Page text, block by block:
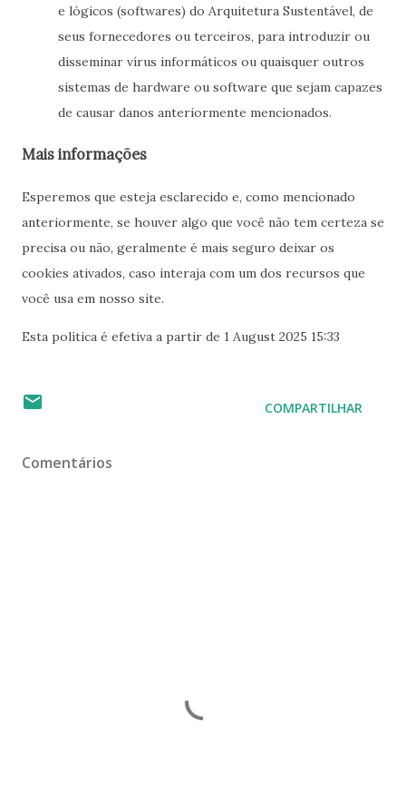
e lógicos (softwares) do Arquitetura Sustentável, de
seus fornecedores ou terceiros, para introduzir ou
disseminar vírus informáticos ou quaisquer outros
sistemas de hardware ou software que sejam capazes
de causar danos anteriormente mencionados.
Mais informações
Esperemos que esteja esclarecido e, como mencionado
anteriormente, se houver algo que você não tem certeza se
precisa ou não, geralmente é mais seguro deixar os
cookies ativados, caso interaja com um dos recursos que
você usa em nosso site.
Esta política é efetiva a partir de 1 August 2025 15:33
COMPARTILHAR
Comentários